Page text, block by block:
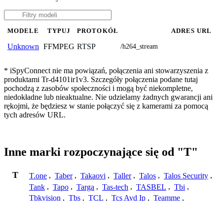
MODELE TYPUJ PROTOKÓŁ ADRES URL
Unknown FFMPEG RTSP /h264_stream
* iSpyConnect nie ma powiązań, połączenia ani stowarzyszenia z
produktami Tr-d4101ir1v3. Szczegóły połączenia podane tutaj
pochodzą z zasobów społeczności i mogą być niekompletne,
niedokładne lub nieaktualne. Nie udzielamy żadnych gwarancji ani
rękojmi, że będziesz w stanie połączyć się z kamerami za pomocą
tych adresów URL.
Inne marki rozpoczynające się od "T"
T T.one , Taber , Takaovi , Taller , Talos , Talos Security ,
Tank , Tapo , Targa , Tas-tech , TASBEL , Tbi ,
Tbkvision , Tbs , TCL , Tcs Avd Ip , Teamme ,